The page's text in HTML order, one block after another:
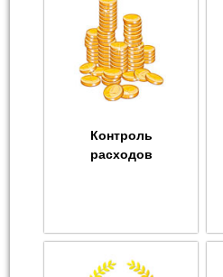
Контроль
расходов